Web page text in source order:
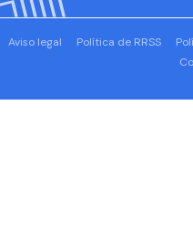
Aviso legal Política de RRSS